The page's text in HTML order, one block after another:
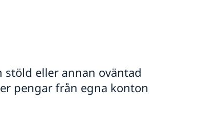
stöld eller annan oväntad
pengar från egna konton